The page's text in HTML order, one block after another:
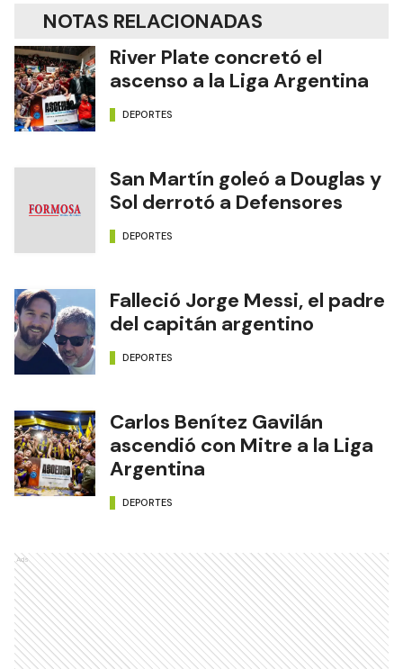
NOTAS RELACIONADAS
River Plate concretó el
ascenso a la Liga Argentina
DEPORTES
San Martín goleó a Douglas y
Sol derrotó a Defensores
DEPORTES
Falleció Jorge Messi, el padre
del capitán argentino
DEPORTES
Carlos Benítez Gavilán
ascendió con Mitre a la Liga
Argentina
DEPORTES
Ads